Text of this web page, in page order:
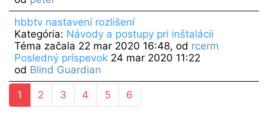
hbbtv nastavení rozlišení
Kategória: Návody a postupy pri inštalácii
Téma začala 22 mar 2020 16:48, od rcerm
Posledný príspevok24 mar 2020 11:22
od Blind Guardian
1 2 3 4 5 6